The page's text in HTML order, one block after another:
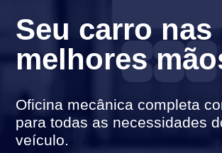
Seu carro nas
melhores
Oficina mecânica completa
para todas as necessidades
veículo.